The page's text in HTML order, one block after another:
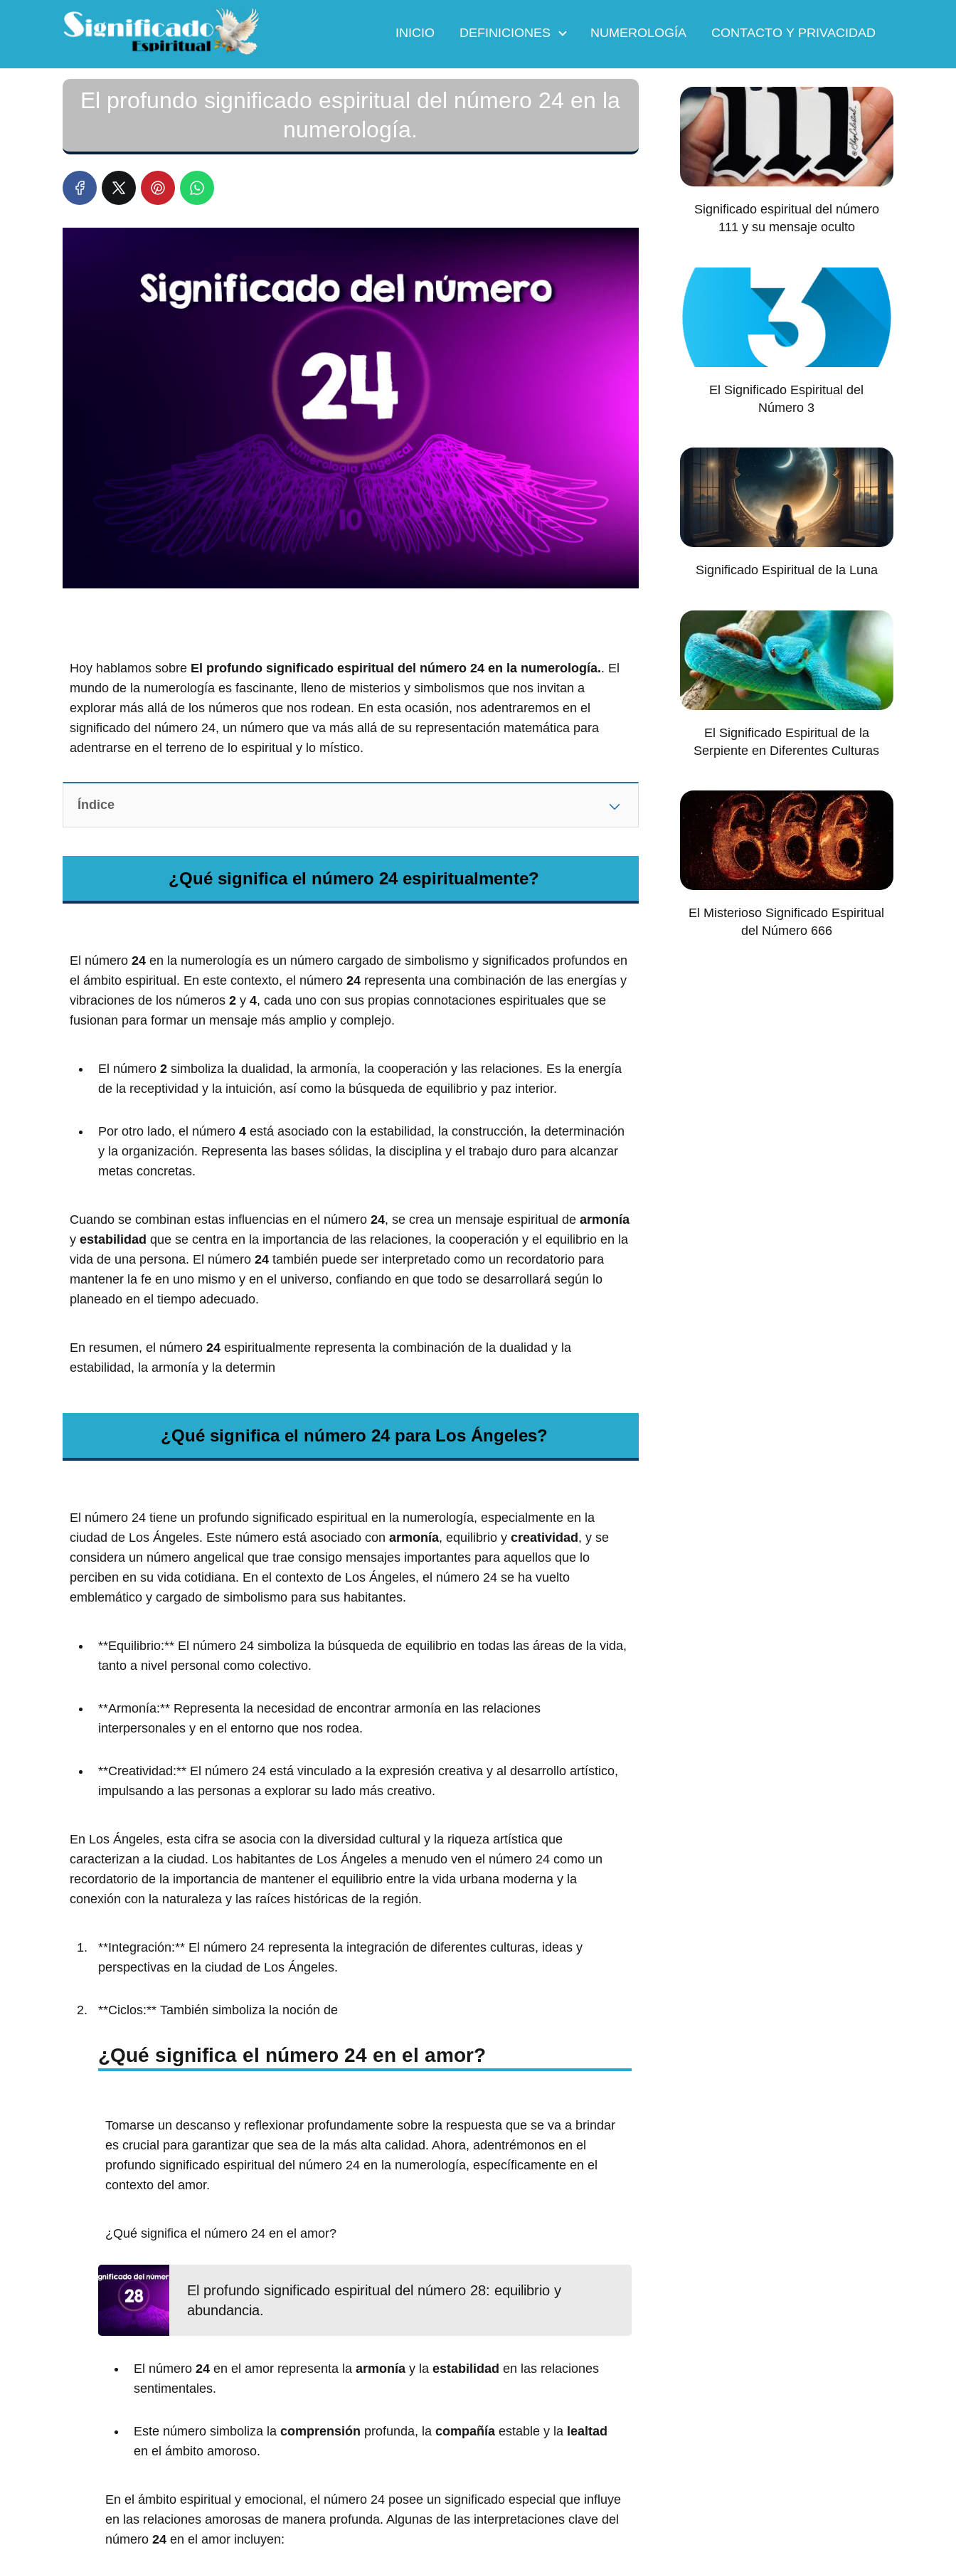
INICIO DEFINICIONES NUMEROLOGÍA CONTACTO Y PRIVACIDAD
El profundo significado espiritual del número 24 en la
numerología.
Hoy hablamos sobre El profundo significado espiritual del número 24 en la numerología.. El
mundo de la numerología es fascinante, lleno de misterios y simbolismos que nos invitan a
explorar más allá de los números que nos rodean. En esta ocasión, nos adentraremos en el
significado del número 24, un número que va más allá de su representación matemática para
adentrarse en el terreno de lo espiritual y lo místico.
Índice
¿Qué significa el número 24 espiritualmente?
El número 24 en la numerología es un número cargado de simbolismo y significados profundos en
el ámbito espiritual. En este contexto, el número 24 representa una combinación de las energías y
vibraciones de los números 2 y 4, cada uno con sus propias connotaciones espirituales que se
fusionan para formar un mensaje más amplio y complejo.
El número 2 simboliza la dualidad, la armonía, la cooperación y las relaciones. Es la energía
de la receptividad y la intuición, así como la búsqueda de equilibrio y paz interior.
Por otro lado, el número 4 está asociado con la estabilidad, la construcción, la determinación
y la organización. Representa las bases sólidas, la disciplina y el trabajo duro para alcanzar
metas concretas.
Cuando se combinan estas influencias en el número 24, se crea un mensaje espiritual de armonía
y estabilidad que se centra en la importancia de las relaciones, la cooperación y el equilibrio en la
vida de una persona. El número 24 también puede ser interpretado como un recordatorio para
mantener la fe en uno mismo y en el universo, confiando en que todo se desarrollará según lo
planeado en el tiempo adecuado.
En resumen, el número 24 espiritualmente representa la combinación de la dualidad y la
estabilidad, la armonía y la determin
¿Qué significa el número 24 para Los Ángeles?
El número 24 tiene un profundo significado espiritual en la numerología, especialmente en la
ciudad de Los Ángeles. Este número está asociado con armonía, equilibrio y creatividad, y se
considera un número angelical que trae consigo mensajes importantes para aquellos que lo
perciben en su vida cotidiana. En el contexto de Los Ángeles, el número 24 se ha vuelto
emblemático y cargado de simbolismo para sus habitantes.
**Equilibrio:** El número 24 simboliza la búsqueda de equilibrio en todas las áreas de la vida,
tanto a nivel personal como colectivo.
**Armonía:** Representa la necesidad de encontrar armonía en las relaciones
interpersonales y en el entorno que nos rodea.
**Creatividad:** El número 24 está vinculado a la expresión creativa y al desarrollo artístico,
impulsando a las personas a explorar su lado más creativo.
En Los Ángeles, esta cifra se asocia con la diversidad cultural y la riqueza artística que
caracterizan a la ciudad. Los habitantes de Los Ángeles a menudo ven el número 24 como un
recordatorio de la importancia de mantener el equilibrio entre la vida urbana moderna y la
conexión con la naturaleza y las raíces históricas de la región.
**Integración:** El número 24 representa la integración de diferentes culturas, ideas y
perspectivas en la ciudad de Los Ángeles.
**Ciclos:** También simboliza la noción de
¿Qué significa el número 24 en el amor?
Tomarse un descanso y reflexionar profundamente sobre la respuesta que se va a brindar
es crucial para garantizar que sea de la más alta calidad. Ahora, adentrémonos en el
profundo significado espiritual del número 24 en la numerología, específicamente en el
contexto del amor.
¿Qué significa el número 24 en el amor?
El profundo significado espiritual del número 28: equilibrio y
abundancia.
El número 24 en el amor representa la armonía y la estabilidad en las relaciones
sentimentales.
Este número simboliza la comprensión profunda, la compañía estable y la lealtad
en el ámbito amoroso.
En el ámbito espiritual y emocional, el número 24 posee un significado especial que influye
en las relaciones amorosas de manera profunda. Algunas de las interpretaciones clave del
número 24 en el amor incluyen:
Significado espiritual del número
111 y su mensaje oculto
El Significado Espiritual del
Número 3
Significado Espiritual de la Luna
El Significado Espiritual de la
Serpiente en Diferentes Culturas
El Misterioso Significado Espiritual
del Número 666